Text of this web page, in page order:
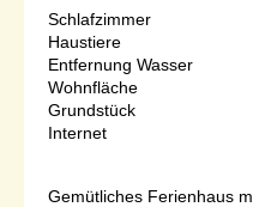
Schlafzimmer
Haustiere
Entfernung Wasser
Wohnfläche
Grundstück
Internet
Gemütliches Ferienhaus